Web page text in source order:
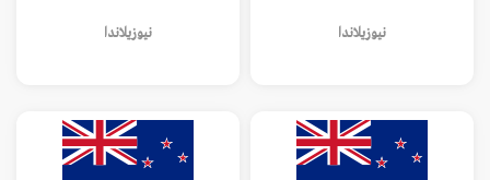
نيوزيلاندا نيوزيلاندا